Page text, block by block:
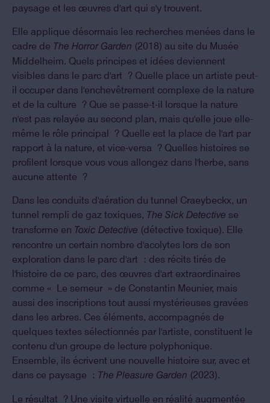
paysage et les œuvres d'art qui s'y trouvent.
Elle applique désormais les recherches menées dans le
cadre de The Horror Garden (2018) au site du Musée
Middelheim. Quels principes et idées deviennent
visibles dans le parc d'art ? Quelle place un artiste peut-
il occuper dans l'enchevêtrement complexe de la nature
et de la culture ? Que se passe-t-il lorsque la nature
n'est pas relayée au second plan, mais qu'elle joue elle-
même le rôle principal ? Quelle est la place de l'art par
rapport à la nature, et vice-versa ? Quelles histoires se
profilent lorsque vous vous allongez dans l'herbe, sans
aucune attente ?
Dans les conduits d'aération du tunnel Craeybeckx, un
tunnel rempli de gaz toxiques, The Sick Detective se
transforme en Toxic Detective (détective toxique). Elle
rencontre un certain nombre d'acolytes lors de son
exploration dans le parc d'art : des récits tirés de
l'histoire de ce parc, des œuvres d'art extraordinaires
comme « Le semeur » de Constantin Meunier, mais
aussi des inscriptions tout aussi mystérieuses gravées
dans les arbres. Ces éléments, accompagnés de
quelques textes sélectionnés par l'artiste, constituent le
contenu d'un groupe de lecture polyphonique.
Ensemble, ils écrivent une nouvelle histoire sur, avec et
dans ce paysage : The Pleasure Garden (2023).
Le résultat ? Une visite virtuelle en réalité augmentée